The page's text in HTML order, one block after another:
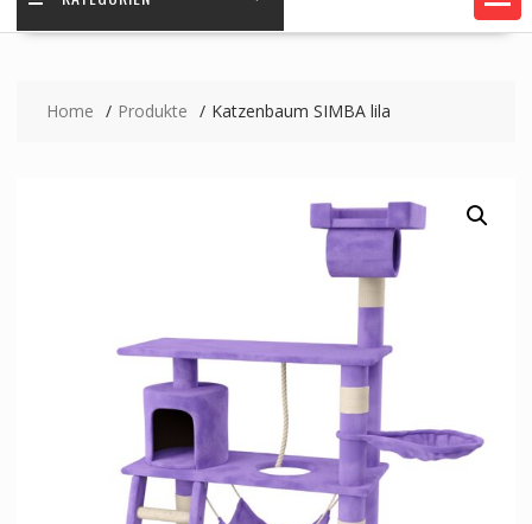
Home Produkte Katzenbaum SIMBA lila